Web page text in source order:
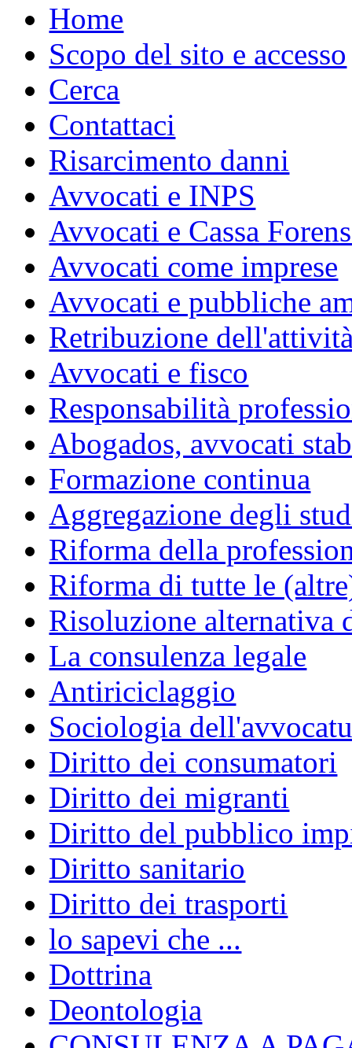
Home
Scopo del sito e accesso
Cerca
Contattaci
Risarcimento danni
Avvocati e INPS
Avvocati e Cassa
Avvocati come imprese
Avvocati e pubbliche
Retribuzione
Avvocati e fisco
Responsabilità
Abogados, avvocati
Formazione continua
Aggregazione degli
Riforma della
Riforma di tutte le
Risoluzione alternativa
La consulenza legale
Antiriciclaggio
Sociologia
Diritto dei consumatori
Diritto dei migranti
Diritto del pubblico
Diritto sanitario
Diritto dei trasporti
lo sapevi che ...
Dottrina
Deontologia